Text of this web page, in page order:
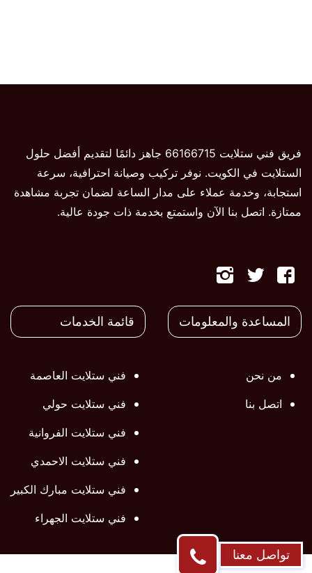
فريق فني ستلايت 66166715 جاهز دائمًا لتقديم أفضل حلول
الستلايت في الكويت. نوفر تركيب وصيانة احترافية، سرعة
استجابة، وخدمة عملاء على مدار الساعة لضمان تجربة مشاهدة
ممتازة. اتصل بنا الآن واستمتع بخدمة ذات جودة عالية.
تابعنا
على
تابعنا
علىعلى
المساعدة والمعلومات
من نحن
اتصل بنا
قائمة الخدمات
فني ستلايت العاصمة
فني ستلايت حولي
فني ستلايت الفروانية
فني ستلايت الاحمدي
فني ستلايت مبارك الكبير
فني ستلايت الجهراء
تواصل معنا